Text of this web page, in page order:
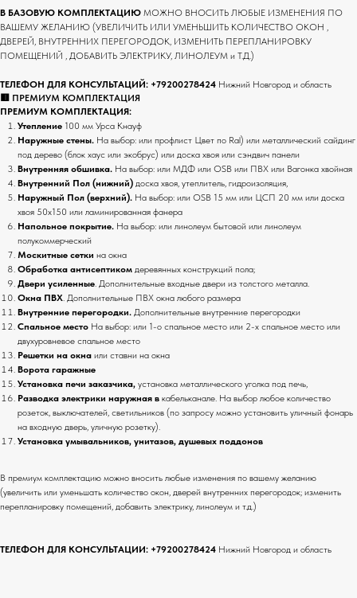
В БАЗОВУЮ КОМПЛЕКТАЦИЮ МОЖНО ВНОСИТЬ ЛЮБЫЕ ИЗМЕНЕНИЯ ПО
ВАШЕМУ ЖЕЛАНИЮ (УВЕЛИЧИТЬ ИЛИ УМЕНЬШИТЬ КОЛИЧЕСТВО ОКОН ,
ДВЕРЕЙ, ВНУТРЕННИХ ПЕРЕГОРОДОК, ИЗМЕНИТЬ ПЕРЕПЛАНИРОВКУ
ПОМЕЩЕНИЙ , ДОБАВИТЬ ЭЛЕКТРИКУ, ЛИНОЛЕУМ и Т.Д.)
ТЕЛЕФОН ДЛЯ КОНСУЛЬТАЦИЙ: +79200278424 Нижний Новгород и область
🟥 ПРЕМИУМ КОМПЛЕКТАЦИЯ
ПРЕМИУМ КОМПЛЕКТАЦИЯ:
Утепление 100 мм Урса Кнауф
Наружные стены. На выбор: или профлист Цвет по Ral) или металлический сайдинг
под дерево (блок хаус или экобрус) или доска хвоя или сэндвич панели
Внутренняя обшивка. На выбор: или МДФ или OSB или ПВХ или Вагонка хвойная
Внутренний Пол (нижний) доска хвоя, утеплитель, гидроизоляция,
Наружный Пол (верхний). На выбор: или OSB 15 мм или ЦСП 20 мм или доска
хвоя 50х150 или ламинированная фанера
Напольное покрытие. На выбор: или линолеум бытовой или линолеум
полукоммерческий
Москитные сетки на окна
Обработка антисептиком деревянных конструкций пола;
Двери усиленные . Дополнительные входные двери из толстого металла.
Окна ПВХ . Дополнительные ПВХ окна любого размера
Внутренние перегородки. Дополнительные внутренние перегородки
Спальное место На выбор: или 1-о спальное место или 2-х спальное место или
двухуровневое спальное место
Решетки на окна или ставни на окна
Ворота гаражные
Установка печи заказчика, установка металлического уголка под печь,
Разводка электрики наружная в кабельканале. На выбор любое количество
розеток, выключателей, светильников (по запросу можно установить уличный фонарь
на входную дверь, уличную розетку).
Установка умывальников, унитазов, душевых поддонов
В премиум комплектацию можно вносить любые изменения по вашему желанию
(увеличить или уменьшать количество окон, дверей внутренних перегородок; изменить
перепланировку помещений, добавить электрику, линолеум и т.д.)
ТЕЛЕФОН ДЛЯ КОНСУЛЬТАЦИИ: +79200278424 Нижний Новгород и область